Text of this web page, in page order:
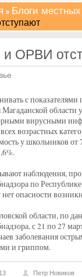
Блоги
и ОРВИ
с
Магаданской
вирусными
возрастных
у школьников от
наблюдения,
по
опасности
области, по
с 21 по 27
заболевания
и гриппом.
Петр Новиков